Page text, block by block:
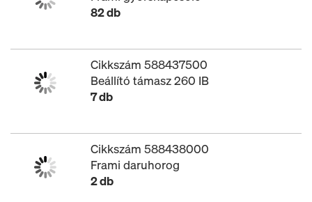
82 db
Cikkszám 588437500
Beállító támasz 260 IB
7 db
Cikkszám 588438000
Frami daruhorog
2 db